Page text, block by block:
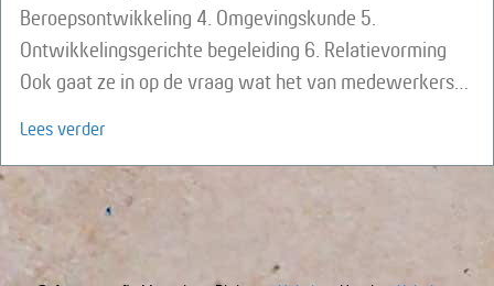
Beroepsontwikkeling 4. Omgevingskunde 5.
Ontwikkelingsgerichte begeleiding 6. Relatievorming
Ook gaat ze in op de vraag wat het van medewerkers…
Lees verder